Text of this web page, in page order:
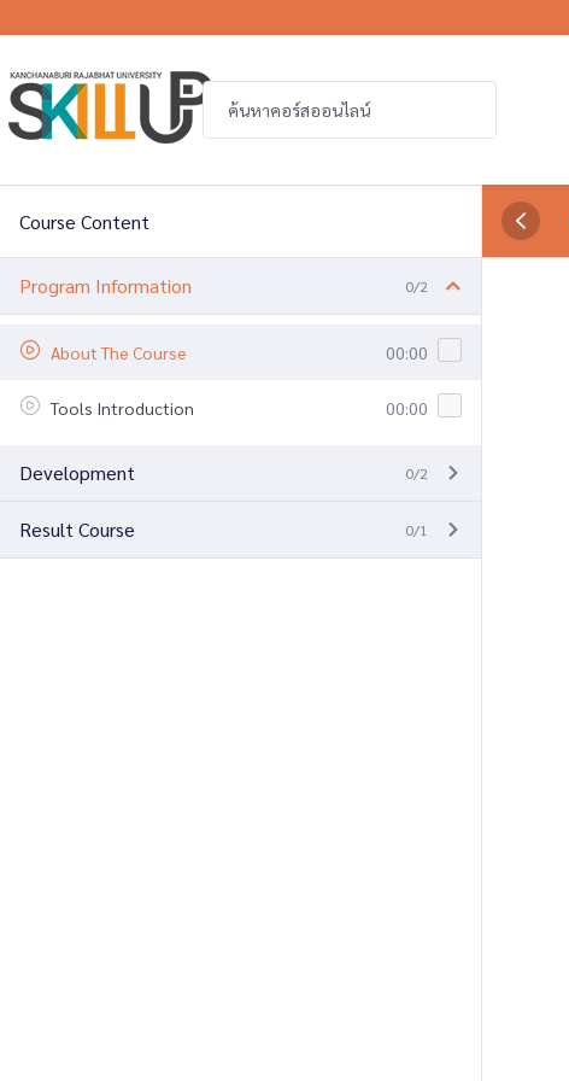
Course Content
Program Information 0/2
About The Course 00:00
Tools Introduction 00:00
Development 0/2
Result Course 0/1